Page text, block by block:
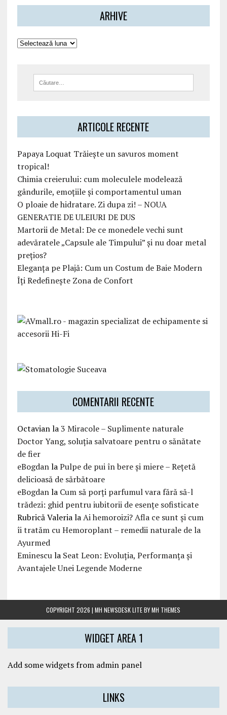
ARHIVE
ARTICOLE RECENTE
Papaya Loquat Trăiește un savuros moment
tropical!
Chimia creierului: cum moleculele modelează
gândurile, emoțiile și comportamentul uman
O ploaie de hidratare. Zi dupa zi! – NOUA
GENERATIE DE ULEIURI DE DUS
Martorii de Metal: De ce monedele vechi sunt
adevăratele „Capsule ale Timpului” și nu doar metal
prețios?
Eleganța pe Plajă: Cum un Costum de Baie Modern
Îți Redefinește Zona de Confort
COMENTARII RECENTE
Octavianla3 Miracole – Suplimente naturale
Doctor Yang, soluția salvatoare pentru o sănătate
de fier
eBogdanlaPulpe de pui în bere și miere – Rețetă
delicioasă de sărbătoare
eBogdanla Cum să porți parfumul vara fără să-l
trădezi: ghid pentru iubitorii de esențe sofisticate
Rubrică ValerialaAi hemoroizi? Afla ce sunt și cum
îi tratăm cu Hemoroplant – remedii naturale de la
Ayurmed
Eminescula Seat Leon: Evoluția, Performanța și
Avantajele Unei Legende Moderne
COPYRIGHT 2026 | MH NEWSDESK LITE BYMH THEMES
WIDGET AREA 1
Add some widgets from admin panel
LINKS